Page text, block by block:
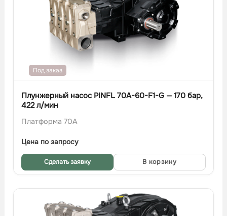
Под заказ
Плунжерный насос PINFL 70A-60-F1-G — 170 бар,
422 л/мин
Платформа 70A
Цена по запросу
Сделать заявку В корзину